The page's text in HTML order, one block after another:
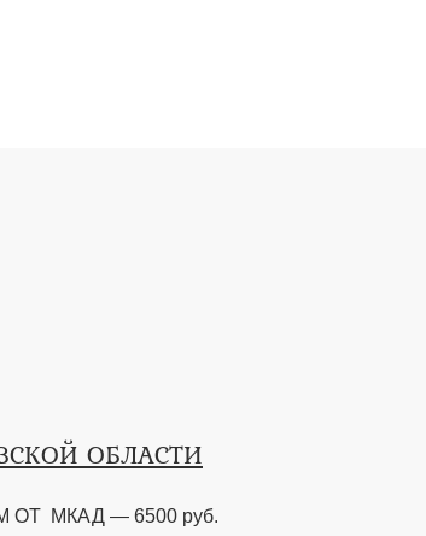
ОБЛАСТИ
ОТ МКАД — 6500 руб.